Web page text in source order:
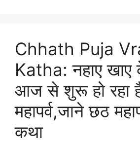
Chhath Puja
Katha: नहाए
आज से शुरू हो रहा
महापर्व,जाने छठ
कथा